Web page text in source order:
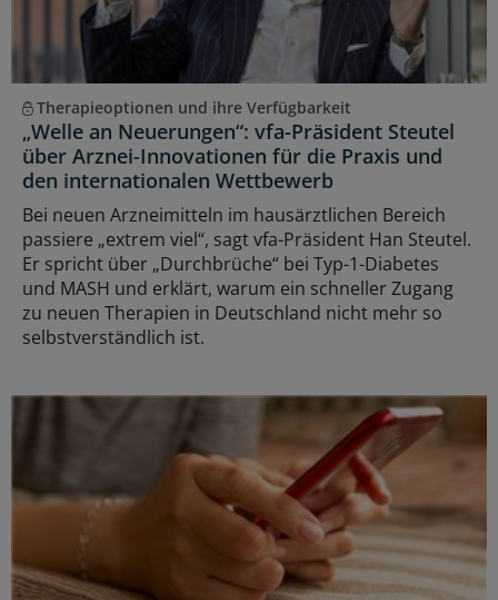
Therapieoptionen und ihre Verfügbarkeit
„Welle an Neuerungen“: vfa-Präsident Steutel
über Arznei-Innovationen für die Praxis und
den internationalen Wettbewerb
Bei neuen Arzneimitteln im hausärztlichen Bereich
passiere „extrem viel“, sagt vfa-Präsident Han Steutel.
Er spricht über „Durchbrüche“ bei Typ-1-Diabetes
und MASH und erklärt, warum ein schneller Zugang
zu neuen Therapien in Deutschland nicht mehr so
selbstverständlich ist.